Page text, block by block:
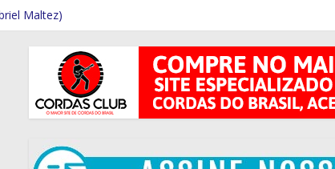
Maltez)
(por Gabriel Maltez)
(Por Rafael Ferraz)
(Por Rafael Ferraz)
Maltez)